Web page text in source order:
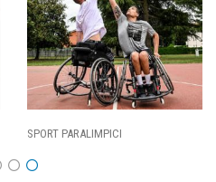
CALCIO